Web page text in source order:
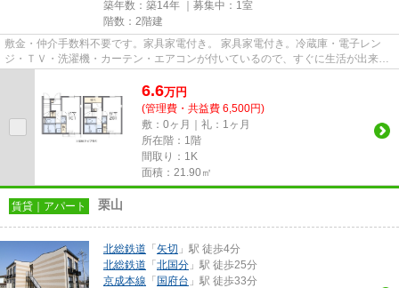
築年数：築14年 ｜募集中： 1室
階数：2階建
敷金・仲介手数料不要です。家具家電付き。 家具家電付き。冷蔵庫・電子レン
ジ・ＴＶ・洗濯機・カーテン・エアコンが付いているので、すぐに生活が出来ま
6.6万円
(管理費・共益費 6,500円)
敷：0ヶ月｜礼：1ヶ月
所在階：1階
間取り：1K
面積：21.90㎡
賃貸｜アパート 栗山
北総鉄道 「 矢切 」駅 徒歩4分
北総鉄道 「 北国分 」駅 徒歩25分
京成本線 「 国府台 」駅 徒歩33分